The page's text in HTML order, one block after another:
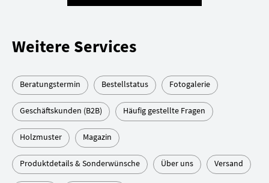
Weitere Services
Beratungstermin Bestellstatus Fotogalerie
Geschäftskunden (B2B) Häufig gestellte Fragen
Holzmuster Magazin
Produktdetails & Sonderwünsche Über uns Versand